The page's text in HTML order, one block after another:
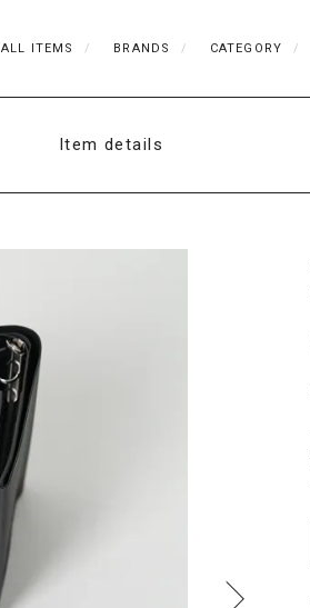
ALL ITEMS BRANDS CATEGORY
Item details